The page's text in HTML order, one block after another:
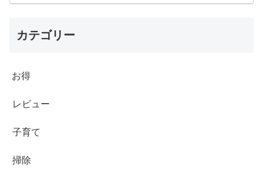
カテゴリー
お得
レビュー
子育て
掃除